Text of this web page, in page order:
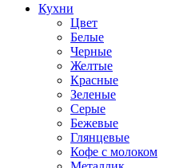
Кухни
Цвет
Белые
Черные
Желтые
Красные
Зеленые
Серые
Бежевые
Глянцевые
Кофе с молоком